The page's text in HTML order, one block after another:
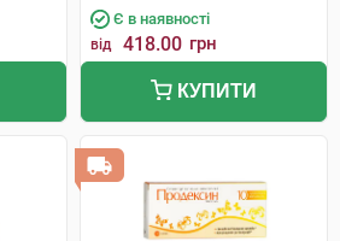
Є в наявності
від 418.00 грн
КУПИТИ